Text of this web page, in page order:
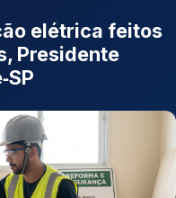
elétrica feitos
Presidente